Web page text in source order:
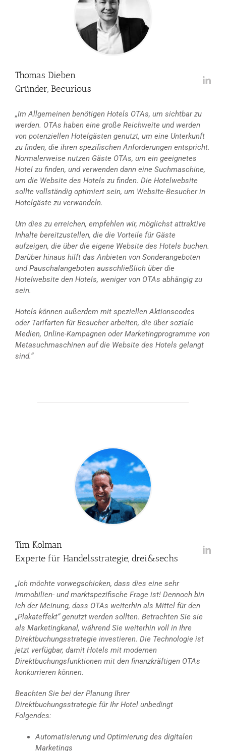
Thomas Dieben
Gründer, Becurious
„Im Allgemeinen benötigen Hotels OTAs, um sichtbar zu
werden. OTAs haben eine große Reichweite und werden
von potenziellen Hotelgästen genutzt, um eine Unterkunft
zu finden, die ihren spezifischen Anforderungen entspricht.
Normalerweise nutzen Gäste OTAs, um ein geeignetes
Hotel zu finden, und verwenden dann eine Suchmaschine,
um die Website des Hotels zu finden. Die Hotelwebsite
sollte vollständig optimiert sein, um Website-Besucher in
Hotelgäste zu verwandeln.
Um dies zu erreichen, empfehlen wir, möglichst attraktive
Inhalte bereitzustellen, die die Vorteile für Gäste
aufzeigen, die über die eigene Website des Hotels buchen.
Darüber hinaus hilft das Anbieten von Sonderangeboten
und Pauschalangeboten ausschließlich über die
Hotelwebsite den Hotels, weniger von OTAs abhängig zu
sein.
Hotels können außerdem mit speziellen Aktionscodes
oder Tarifarten für Besucher arbeiten, die über soziale
Medien, Online-Kampagnen oder Marketingprogramme von
Metasuchmaschinen auf die Website des Hotels gelangt
sind.“
Tim Kolman
Experte für Handelsstrategie, drei&sechs
„Ich möchte vorwegschicken, dass dies eine sehr
immobilien- und marktspezifische Frage ist! Dennoch bin
ich der Meinung, dass OTAs weiterhin als Mittel für den
„Plakateffekt“ genutzt werden sollten. Betrachten Sie sie
als Marketingkanal, während Sie weiterhin voll in Ihre
Direktbuchungsstrategie investieren. Die Technologie ist
jetzt verfügbar, damit Hotels mit modernen
Direktbuchungsfunktionen mit den finanzkräftigen OTAs
konkurrieren können.
Beachten Sie bei der Planung Ihrer
Direktbuchungsstrategie für Ihr Hotel unbedingt
Folgendes:
Automatisierung und Optimierung des digitalen
Marketings